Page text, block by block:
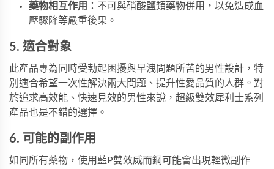
藥物相互作用
：不可與硝酸鹽類藥物併用，以免造成血
壓驟降等嚴重後果。
5. 適合對象
此產品專為同時受勃起困擾與早洩問題所苦的男性設計，特
別適合希望一次性解決兩大問題、提升性愛品質的人群。對
於追求高效能、快速見效的男性來說， 超級雙效犀利士系列
產品也是不錯的選擇。
6. 可能的副作用
如同所有藥物，使用藍P雙效威而鋼可能會出現輕微副作